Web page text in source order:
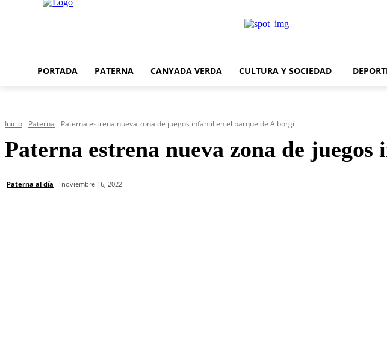
PORTADA PATERNA CANYADA VERDA CULTURA Y SOCIEDAD
Inicio Paterna Paterna estrena nueva zona de juegos infantil en el parque de Alborgí
Paterna estrena nueva zona de
Paterna al día noviembre 16, 2022